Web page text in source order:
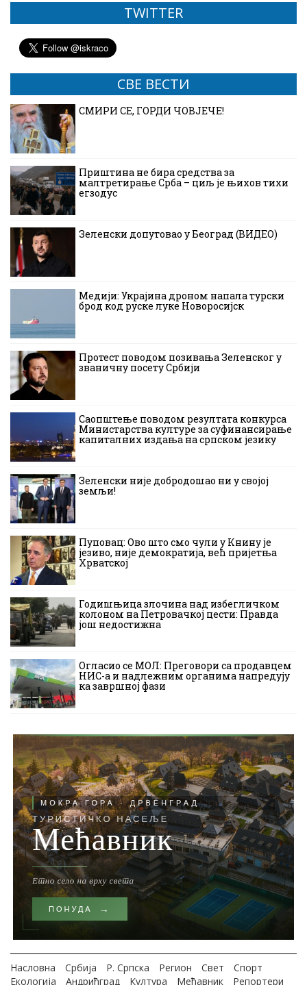
TWITTER
СВЕ ВЕСТИ
СМИРИ СЕ, ГОРДИ ЧОВЈЕЧЕ!
Приштина не бира средства за
малтретирање Срба – циљ је њихов тихи
егзодус
Зеленски допутовао у Београд (ВИДЕО)
Медији: Украјина дроном напала турски
брод код руске луке Новоросијск
Протест поводом позивања Зеленског у
званичну посету Србији
Саопштење поводом резултата конкурса
Министарства културе за суфинансирање
капиталних издања на српском језику
Зеленски није добродошао ни у својој
земљи!
Пуповац: Ово што смо чули у Книну је
језиво, није демократија, већ пријетња
Хрватској
Годишњица злочина над избегличком
колоном на Петровачкој цести: Правда
још недостижна
Огласио се МОЛ: Преговори са продавцем
НИС-а и надлежним органима напредују
ка завршној фази
Насловна Србија Р. Српска Регион Свет
Спорт
Екологија
Андрићград Култура Мећавник Репортери